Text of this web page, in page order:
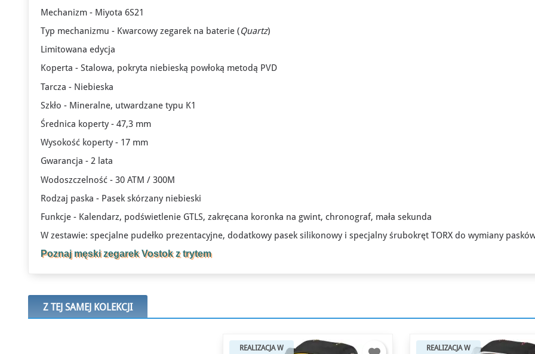
🌛 NOCNE OKAZJE
Mechanizm - Miyota 6S21
Typ mechanizmu - Kwarcowy zegarek na baterie (Quartz)
Limitowana edycja
Koperta - Stalowa, pokryta niebieską powłoką metodą PVD
Tarcza - Niebieska
Szkło - Mineralne, utwardzane typu K1
Średnica koperty - 47,3 mm
Wysokość koperty - 17 mm
Gwarancja - 2 lata
Wodoszczelność - 30 ATM / 300M
Rodzaj paska - Pasek skórzany niebieski
Funkcje - Kalendarz, podświetlenie GTLS, zakręcana koronka na gwint, chronograf, mała sekunda
W zestawie: specjalne pudełko prezentacyjne, dodatkowy pasek silikonowy i specjalny śrubokręt TORX do wymiany
Poznaj męski zegarek Vostok z trytem
Z TEJ SAMEJ KOLEKCJI
REALIZACJA W
REALIZACJA W